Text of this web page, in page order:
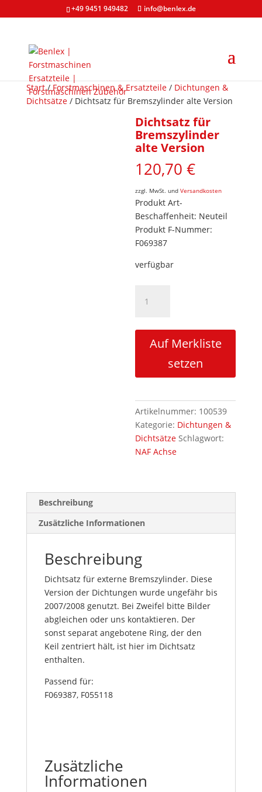
+49 9451 949482 info@benlex.de
Start/Forstmaschinen & Ersatzteile/ Dichtungen &
Dichtsätze/ Dichtsatz für Bremszylinder alte Version
Dichtsatz für
Bremszylinder
alte Version
120,70€
zzgl. MwSt. undVersandkosten
Produkt Art-
Beschaffenheit: Neuteil
Produkt F-Nummer:
F069387
verfügbar
alte
Version
Auf Merkliste
setzen
Artikelnummer: 100539
Kategorie: Dichtungen &
Dichtsätze Schlagwort:
NAF Achse
Beschreibung
Zusätzliche Informationen
Beschreibung
Dichtsatz für externe Bremszylinder. Diese
Version der Dichtungen wurde ungefähr bis
2007/2008 genutzt. Bei Zweifel bitte Bilder
abgleichen oder uns kontaktieren. Der
sonst separat angebotene Ring, der den
Keil zentriert hält, ist hier im Dichtsatz
enthalten.
Passend für:
F069387, F055118
Zusätzliche
Informationen